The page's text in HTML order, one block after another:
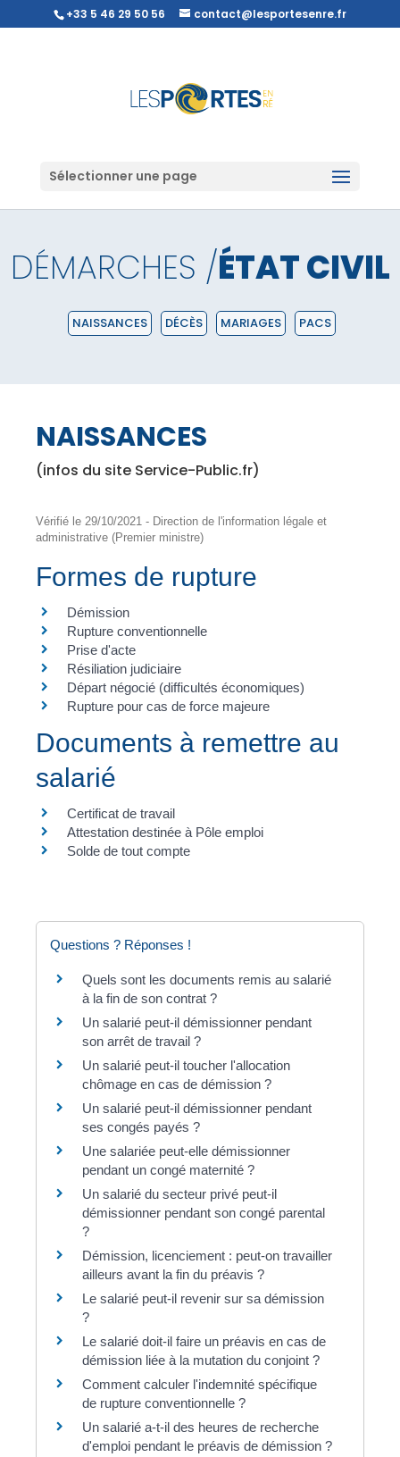
+33 5 46 29 50 56 contact@lesportesenre.fr
Sélectionner une page
DÉMARCHES /ÉTAT CIVIL
NAISSANCES DÉCÈS MARIAGES PACS
NAISSANCES
(infos du site Service-Public.fr)
Vérifié le 29/10/2021 - Direction de l'information légale et
administrative (Premier ministre)
Formes de rupture
Démission
Rupture conventionnelle
Prise d'acte
Résiliation judiciaire
Départ négocié (difficultés économiques)
Rupture pour cas de force majeure
Documents à remettre au
salarié
Certificat de travail
Attestation destinée à Pôle emploi
Solde de tout compte
Questions ? Réponses !
Quels sont les documents remis au salarié
à la fin de son contrat ?
Un salarié peut-il démissionner pendant
son arrêt de travail ?
Un salarié peut-il toucher l'allocation
chômage en cas de démission ?
Un salarié peut-il démissionner pendant
ses congés payés ?
Une salariée peut-elle démissionner
pendant un congé maternité ?
Un salarié du secteur privé peut-il
démissionner pendant son congé parental
?
Démission, licenciement : peut-on travailler
ailleurs avant la fin du préavis ?
Le salarié peut-il revenir sur sa démission
?
Le salarié doit-il faire un préavis en cas de
démission liée à la mutation du conjoint ?
Comment calculer l'indemnité spécifique
de rupture conventionnelle ?
Un salarié a-t-il des heures de recherche
d'emploi pendant le préavis de démission ?